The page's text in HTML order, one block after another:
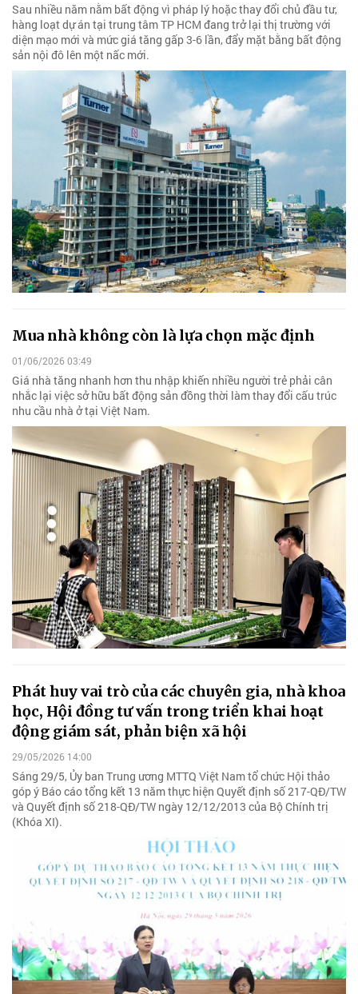
Sau nhiều năm nằm bất động vì pháp lý hoặc thay đổi chủ đầu tư,
hàng loạt dự án tại trung tâm TP HCM đang trở lại thị trường với
diện mạo mới và mức giá tăng gấp 3-6 lần, đẩy mặt bằng bất động
sản nội đô lên một nấc mới.
Mua nhà không còn là lựa chọn mặc định
01/06/2026 03:49
Giá nhà tăng nhanh hơn thu nhập khiến nhiều người trẻ phải cân
nhắc lại việc sở hữu bất động sản đồng thời làm thay đổi cấu trúc
nhu cầu nhà ở tại Việt Nam.
Phát huy vai trò của các chuyên gia, nhà khoa
học, Hội đồng tư vấn trong triển khai hoạt
động giám sát, phản biện xã hội
29/05/2026 14:00
Sáng 29/5, Ủy ban Trung ương MTTQ Việt Nam tổ chức Hội thảo
góp ý Báo cáo tổng kết 13 năm thực hiện Quyết định số 217-QĐ/TW
và Quyết định số 218-QĐ/TW ngày 12/12/2013 của Bộ Chính trị
(Khóa XI).